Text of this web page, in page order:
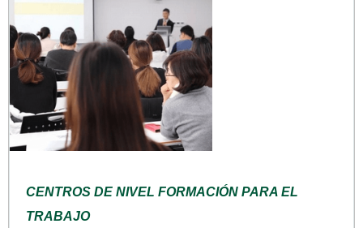
CENTROS DE NIVEL FORMACIÓN PARA EL
TRABAJO